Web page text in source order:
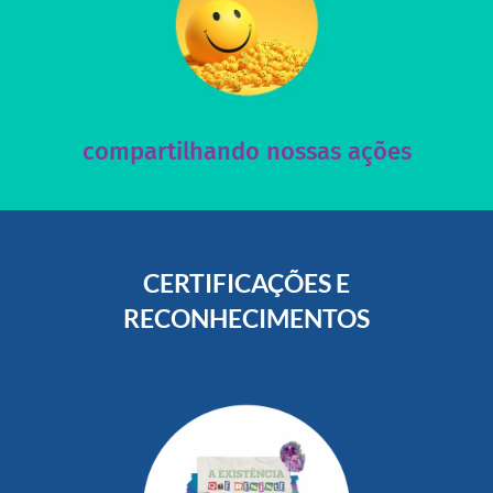
compartilhando nossas ações
Acesse nossas redes sociais e nos ajude compartilhando
nossos posts e nosso site!
acesse nosso instagram
CERTIFICAÇÕES E
RECONHECIMENTOS